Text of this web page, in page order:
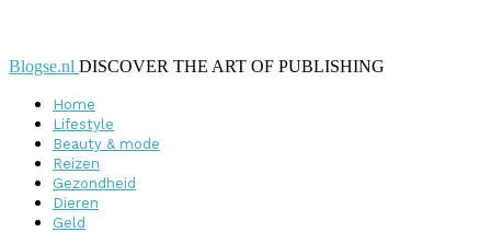
Blogse.nl DISCOVER THE ART OF PUBLISHING
Home
Lifestyle
Beauty & mode
Reizen
Gezondheid
Dieren
Geld